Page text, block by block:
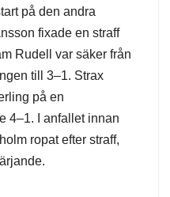
på den andra
fixade en straff
Rudell var säker från
till 3–1. Strax
på en
4–1. I anfallet innan
ropat efter straff,